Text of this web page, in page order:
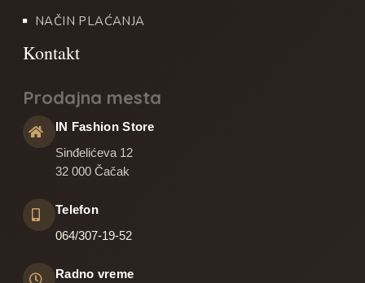
NAČIN PLAĆANJA
Prodajna mesta
IN Fashion Store
Sinđelićeva 12
32 000 Čačak
Telefon
064/307-19-52
Radno vreme